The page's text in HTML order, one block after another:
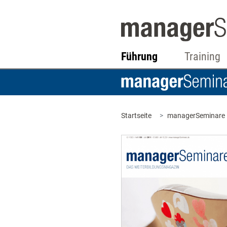
Führung Training
Startseite managerSeminare